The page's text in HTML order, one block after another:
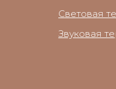
Световая
Звуковая